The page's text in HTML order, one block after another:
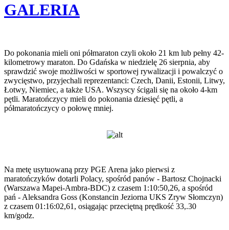
GALERIA
Do pokonania mieli oni półmaraton czyli około 21 km lub pełny 42-
kilometrowy maraton. Do Gdańska w niedzielę 26 sierpnia, aby
sprawdzić swoje możliwości w sportowej rywalizacji i powalczyć o
zwycięstwo, przyjechali reprezentanci: Czech, Danii, Estonii, Litwy,
Łotwy, Niemiec, a także USA. Wszyscy ścigali się na około 4-km
pętli. Maratończycy mieli do pokonania dziesięć pętli, a
półmaratończycy o połowę mniej.
Na metę usytuowaną przy PGE Arena jako pierwsi z
maratończyków dotarli Polacy, spośród panów - Bartosz Chojnacki
(Warszawa Mapei-Ambra-BDC) z czasem 1:10:50,26, a spośród
pań - Aleksandra Goss (Konstancin Jeziorna UKS Zryw Słomczyn)
z czasem 01:16:02,61, osiągając przeciętną prędkość 33,.30
km/godz.